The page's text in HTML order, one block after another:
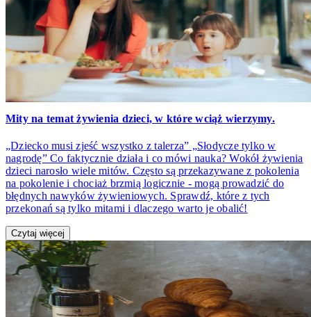
Mity na temat żywienia dzieci, w które wciąż wierzymy.
„Dziecko musi zjeść wszystko z talerza” „Słodycze tylko w
nagrodę” Co faktycznie działa i co mówi nauka? Wokół żywienia
dzieci narosło wiele mitów. Często są przekazywane z pokolenia
na pokolenie i chociaż brzmią logicznie - mogą prowadzić do
błędnych nawyków żywieniowych. Sprawdź, które z tych
przekonań są tylko mitami i dlaczego warto je obalić!
Czytaj więcej